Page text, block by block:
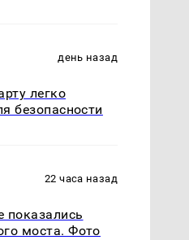
день назад
легко
безопасности
22 часа назад
моста. Фото